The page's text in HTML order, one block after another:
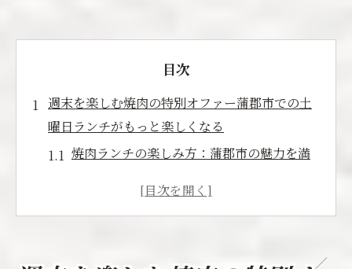
目次
週末を楽しむ焼肉の特別オファー蒲郡市での土
曜日ランチがもっと楽しくなる
焼肉ランチの楽しみ方：蒲郡市の魅力を満